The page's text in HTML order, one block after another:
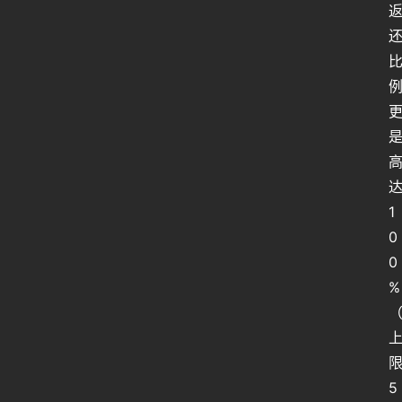
返
还
比
例
更
是
高
达
1
0
0
%
（
上
限
5